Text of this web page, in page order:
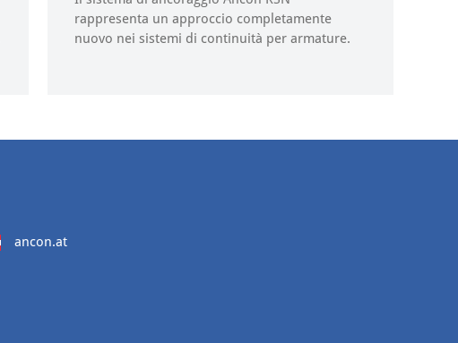
rappresenta un approccio completamente
nuovo nei sistemi di continuità per armature.
ancon.at